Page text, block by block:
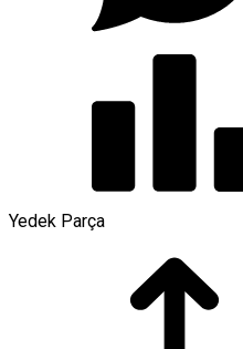
Yedek Parça